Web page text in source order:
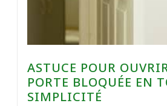
ASTUCE POUR
PORTE BLOQUÉE EN
SIMPLICITÉ